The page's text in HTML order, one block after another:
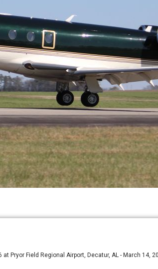
Pryor Field Regional Airport, Decatur, AL - March 14,